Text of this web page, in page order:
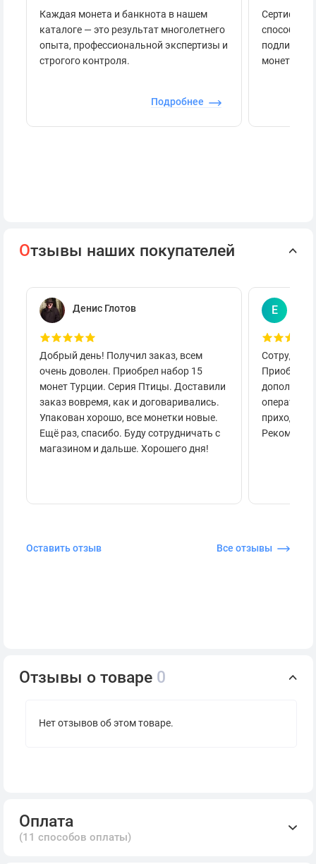
Каждая монета и банкнота в нашем
каталоге — это результат многолетнего
опыта, профессиональной экспертизы и
строгого контроля.
Подробнее
способов
монеты.
Отзывы наших покупателей
Денис Глотов
Добрый день! Получил заказ, всем
очень доволен. Приобрел набор 15
монет Турции. Серия Птицы. Доставили
заказ вовремя, как и договаривались.
Упакован хорошо, все монетки новые.
Ещё раз, спасибо. Буду сотрудничать с
магазином и дальше. Хорошего дня!
Е
приходило
Оставить отзыв Все отзывы
Отзывы о товаре 0
Нет отзывов об этом товаре.
Оплата
(11 способов оплаты)